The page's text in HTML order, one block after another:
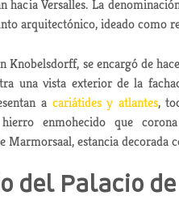
Versalles. La
arquitectónico, ideado como
Knobelsdorff, se encargó de
una vista exterior de la
a cariátides y atlantes,
enmohecido que
Marmorsaal, estancia decorada
del Palacio